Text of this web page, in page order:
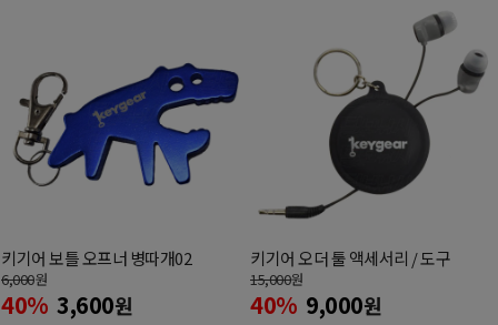
키기어 보틀 오프너 병따개02
6,000원
40% 3,600원
키기어 오더 툴 액세서리 / 도구
15,000원
40% 9,000원